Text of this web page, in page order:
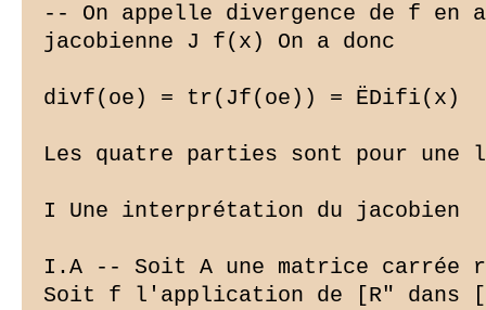
-- On appelle divergence de f
jacobienne J f(x) On a donc
divf(oe) = tr(Jf(oe)) = ËDifi(x)
Les quatre parties sont pour une
I Une interprétation du jacobien
I.A -- Soit A une matrice
Soit f l'application de [R" dans